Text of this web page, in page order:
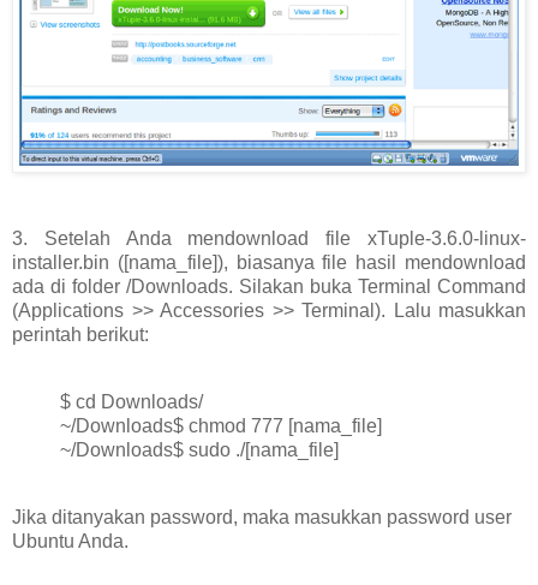
3. Setelah Anda mendownload file xTuple-3.6.0-linux-
installer.bin ([nama_file]), biasanya file hasil mendownload
ada di folder /Downloads. Silakan buka Terminal Command
(Applications >> Accessories >> Terminal). Lalu masukkan
perintah berikut:
$ cd Downloads/
~/Downloads$ chmod 777 [nama_file]
~/Downloads$ sudo ./[nama_file]
Jika ditanyakan password, maka masukkan password user
Ubuntu Anda.